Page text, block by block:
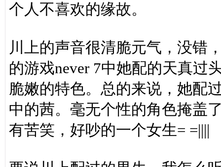
个人不喜欢的缘故。
川上的声音很清脆元气，没错
的游戏never 7中她配的天真过
脆嫩的特色。总的来说，她配
中的茜。毫无个性的角色掩盖
有苦笑，好吵的一个女生= =||||